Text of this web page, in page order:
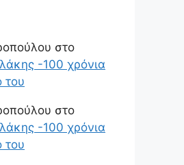
στο
-100 χρόνια
του
στο
-100 χρόνια
του